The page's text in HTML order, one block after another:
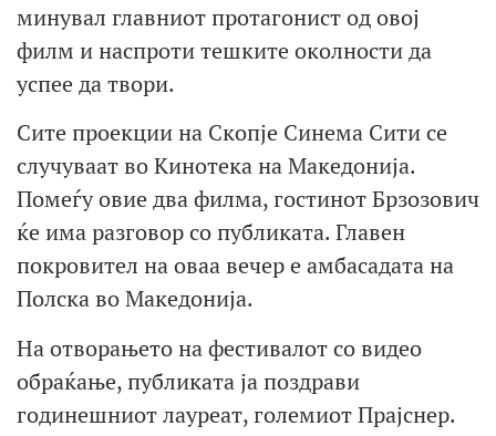
минувал главниот протагонист од овој
филм и наспроти тешките околности да
успее да твори.
Сите проекции на Скопје Синема Сити се
случуваат во Кинотека на Македонија.
Помеѓу овие два филма, гостинот Брзозович
ќе има разговор со публиката. Главен
покровител на оваа вечер е амбасадата на
Полска во Македонија.
На отворањето на фестивалот со видео
обраќање, публиката ја поздрави
годинешниот лауреат, големиот Прајснер.